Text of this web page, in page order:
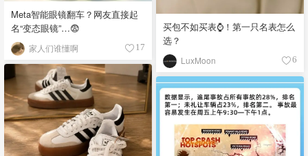
买包不如买表⌚️！第一只名表怎么
选？
LuxMoon 6
Meta智能眼镜翻车？网友直接起
名“变态眼镜”…😨
家人们谁懂啊 17